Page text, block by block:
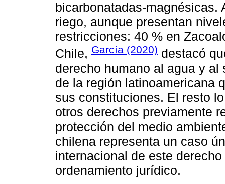
bicarbonatadas-magnésicas.
riego, aunque presentan
restricciones: 40 % en
Chile, García (2020) destacó
derecho humano al agua y
de la región latinoamericana
sus constituciones. El resto
otros derechos previamente
protección del medio
chilena representa un caso
internacional de este
ordenamiento jurídico.